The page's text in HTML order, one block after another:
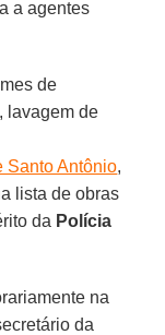
a agentes
de
lavagem de
Santo Antônio,
lista de obras
da Polícia
na
da